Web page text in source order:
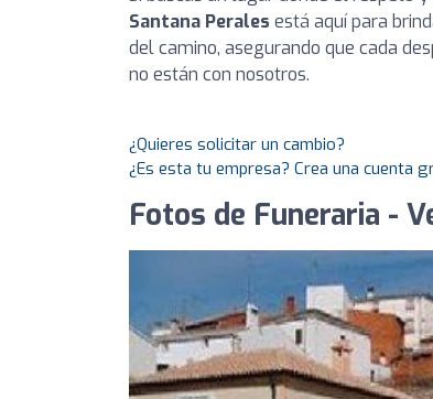
Santana Perales está aquí para
del camino, asegurando que cada
no están con nosotros.
¿Quieres solicitar un cambio?
¿Es esta tu empresa? Crea una cuenta
Fotos de Funeraria -